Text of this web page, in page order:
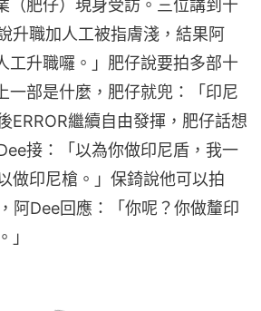
（肥仔）現身受訪。三位講到十
升職加人工被指膚淺，結果阿
工升職囉。」肥仔說要拍多部十
一部是什麼，肥仔就兜：「印尼
ERROR繼續自由發揮，肥仔話想
接：「以為你做印尼盾，我一
做印尼槍。」保錡說他可以拍
阿Dee回應：「你呢？你做釐印
」